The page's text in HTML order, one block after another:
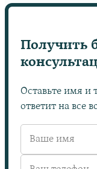
Получить
Оставьте имя и
ответит на все